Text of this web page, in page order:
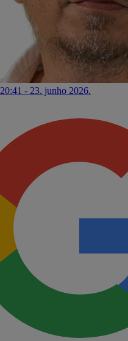
20:41 - 23. junho 2026.